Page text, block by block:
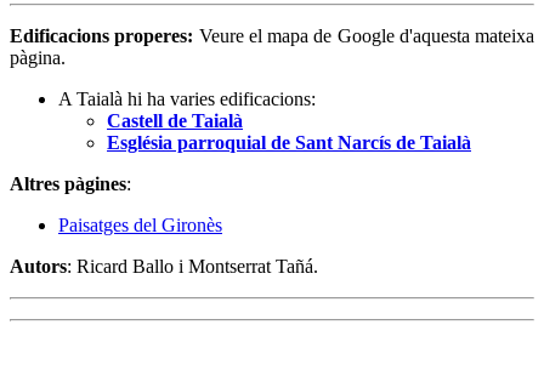
Edificacions properes: Veure el mapa de Google d'aquesta mateixa
pàgina.
A Taialà hi ha varies edificacions:
Castell de Taialà
Església parroquial de Sant Narcís de Taialà
Altres pàgines:
Paisatges del Gironès
Autors: Ricard Ballo i Montserrat Tañá.